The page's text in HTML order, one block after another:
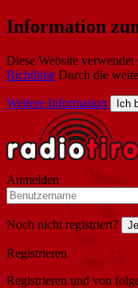
Information
Diese Website
Richtlinie Durch die
Weitere Information Ich
Anmelden
Noch nicht registriert?
Registrieren
Registrieren und von